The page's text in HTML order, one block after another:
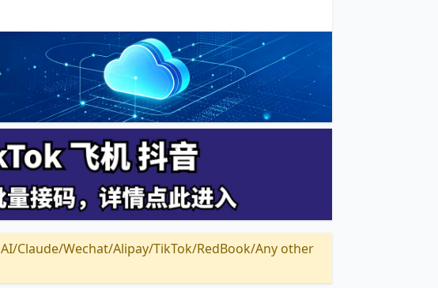
Claude/Wechat/Alipay/TikTok/RedBook/Any other